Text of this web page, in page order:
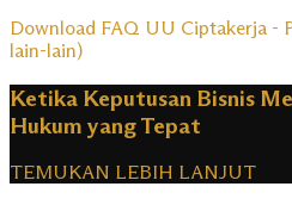
Download FAQ UU Ciptakerja -
lain-lain)
Ketika Keputusan Bisnis
Hukum yang Tepat
TEMUKAN LEBIH LANJUT